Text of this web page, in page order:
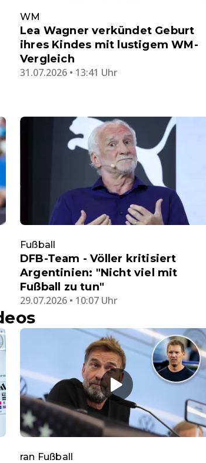
WM
Lea Wagner verkündet Geburt
ihres Kindes mit lustigem WM-
Vergleich
31.07.2026 • 13:41 Uhr
Fußball
DFB-Team - Völler kritisiert
Argentinien: "Nicht viel mit
Fußball zu tun"
29.07.2026 • 10:07 Uhr
ran Fußball